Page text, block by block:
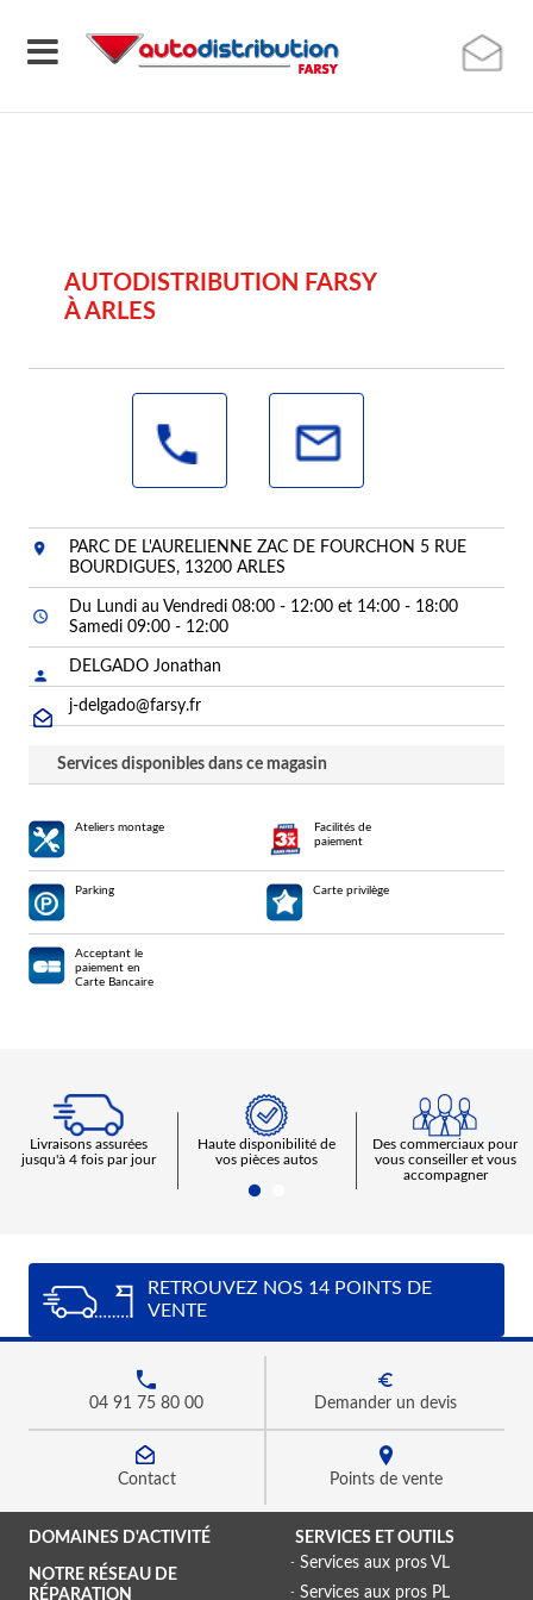
AUTODISTRIBUTION FARSY
À ARLES
PARC DE L'AURELIENNE ZAC DE FOURCHON 5 RUE
BOURDIGUES, 13200 ARLES
Du Lundi au Vendredi 08:00 - 12:00 et 14:00 - 18:00
Samedi 09:00 - 12:00
DELGADO Jonathan
j-delgado@farsy.fr
Services disponibles dans ce magasin
Ateliers montage
Facilités de
paiement
Parking Carte privilège
Acceptant le
paiement en
Carte Bancaire
livraisons assurées
jusqu'à 4 fois par jour
haute disponibilité de
vos pièces autos
Des commerciaux pour
vous conseiller et vous
accompagner
RETROUVEZ NOS 14 POINTS DE
VENTE
04 91 75 80 00 Demander un devis
Contact Points de vente
DOMAINES D'ACTIVITÉ
NOTRE RÉSEAU DE
RÉPARATION
SERVICES ET OUTILS
Services aux pros VL
Services aux pros PL